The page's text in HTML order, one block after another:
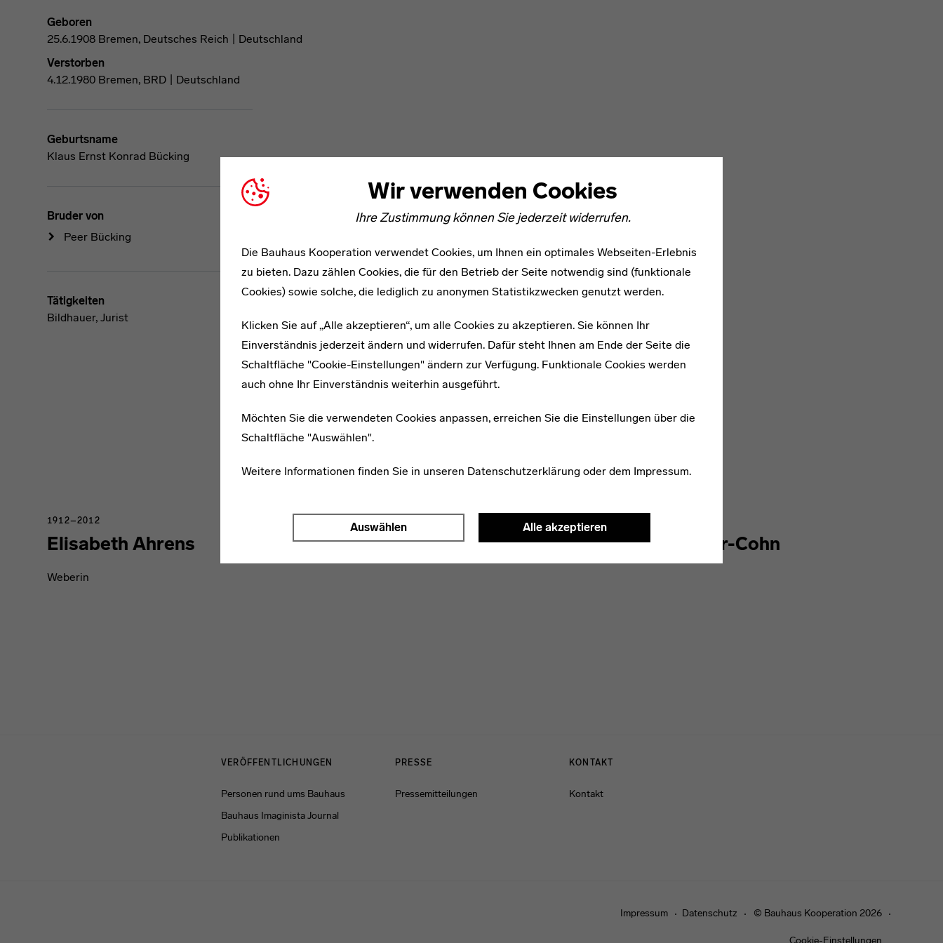
Wir verwenden Cookies
Ihre Zustimmung können Sie jederzeit widerrufen.
Die Bauhaus Kooperation verwendet Cookies, um Ihnen ein optimales Webseiten-Erlebnis
zu bieten. Dazu zählen Cookies, die für den Betrieb der Seite notwendig sind (funktionale
Cookies) sowie solche, die lediglich zu anonymen Statistikzwecken genutzt werden.
Klicken Sie auf „Alle akzeptieren“, um alle Cookies zu akzeptieren. Sie können Ihr
Einverständnis jederzeit ändern und widerrufen. Dafür steht Ihnen am Ende der Seite die
Schaltfläche "Cookie-Einstellungen" ändern zur Verfügung. Funktionale Cookies werden
auch ohne Ihr Einverständnis weiterhin ausgeführt.
Möchten Sie die verwendeten Cookies anpassen, erreichen Sie die Einstellungen über die
Schaltfläche "Auswählen".
Weitere Informationen finden Sie in unseren Datenschutzerklärung oder dem Impressum.
Auswählen Alle akzeptieren
Geboren
25.6.1908 Bremen, Deutsches Reich | Deutschland
Verstorben
4.12.1980 Bremen, BRD | Deutschland
Geburtsname
Klaus Ernst Konrad Bücking
Bruder von
Peer Bücking
Tätigkeiten
Bildhauer, Jurist
WEITERE ARTIKEL ZUM THEMA
Elisabeth Ahrens
1912–2012
Weberin
Siegfried Giesenschlag
1906–1973
Ruth Kaiser-Cohn
VERÖFFENTLICHUNGEN
Personen rund ums Bauhaus
Bauhaus Imaginista Journal
Publikationen
PRESSE
Pressemitteilungen
KONTAKT
Kontakt
Impressum Datenschutz © Bauhaus Kooperation 2026
Cookie-Einstellungen